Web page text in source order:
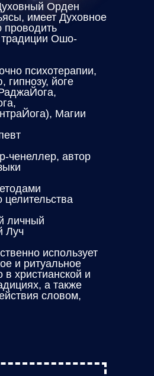
Орден
имеет Духовное
проводить
Ошо-
психотерапии,
гипнозу, йоге
Магии
ченеллер, автор
целительства
личный
Луч
использует
и ритуальное
в христианской и
а также
словом,